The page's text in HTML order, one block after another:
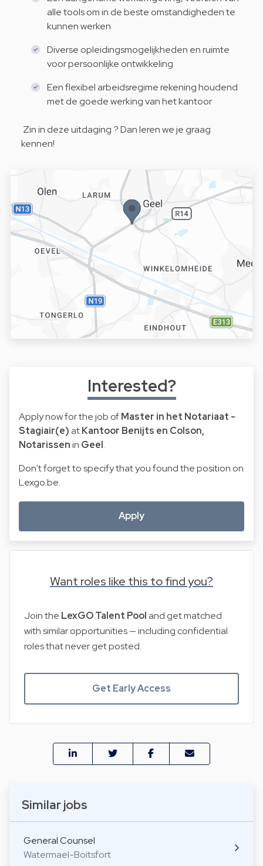
alle tools om in de beste omstandigheden te
kunnen werken
Diverse opleidingsmogelijkheden en ruimte
voor persoonlijke ontwikkeling
Een flexibel arbeidsregime rekening houdend
met de goede werking van het kantoor
Zin in deze uitdaging ? Dan leren we je graag
kennen!
Similar jobs
General Counsel
Watermael-Boitsfort
Interested?
Apply now for the job ofMaster in het Notariaat -
Stagiair(e) atKantoor Benijts en Colson,
Notarissenin Geel.
Don't forget to specify that you found the position on
Lexgo.be.
Apply
Want roles like this to find you?
Join the LexGO Talent Pool and get matched
with similar opportunities — including confidential
roles that never get posted.
Get Early Access